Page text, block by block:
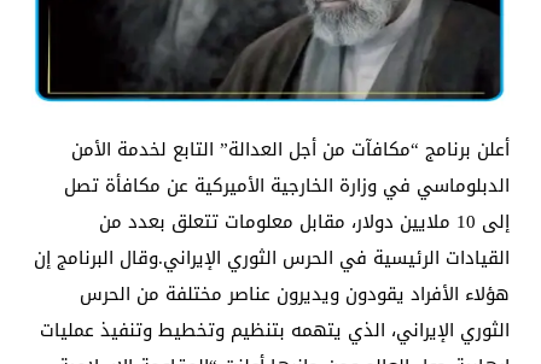
أعلن برنامج “مكافآت من أجل العدالة” التابع لخدمة الأمن
الدبلوماسي في وزارة الخارجية الأميركية عن مكافأة تصل
إلى 10 ملايين دولار، مقابل معلومات تتعلق بعدد من
القيادات الرئيسية في الحرس الثوري الإيراني.وقال البرنامج إن
هؤلاء الأفراد يقودون ويديرون عناصر مختلفة من الحرس
الثوري الإيراني، الذي يتهمه بتنظيم وتخطيط وتنفيذ عمليات